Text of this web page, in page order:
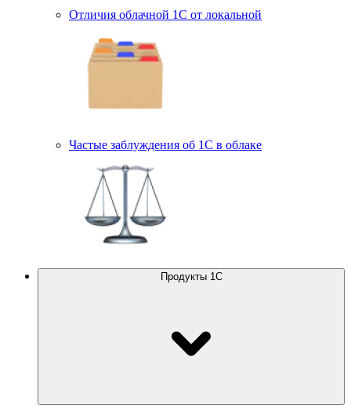
Отличия облачной 1С от локальной
Частые заблуждения об 1С в облаке
Продукты 1С